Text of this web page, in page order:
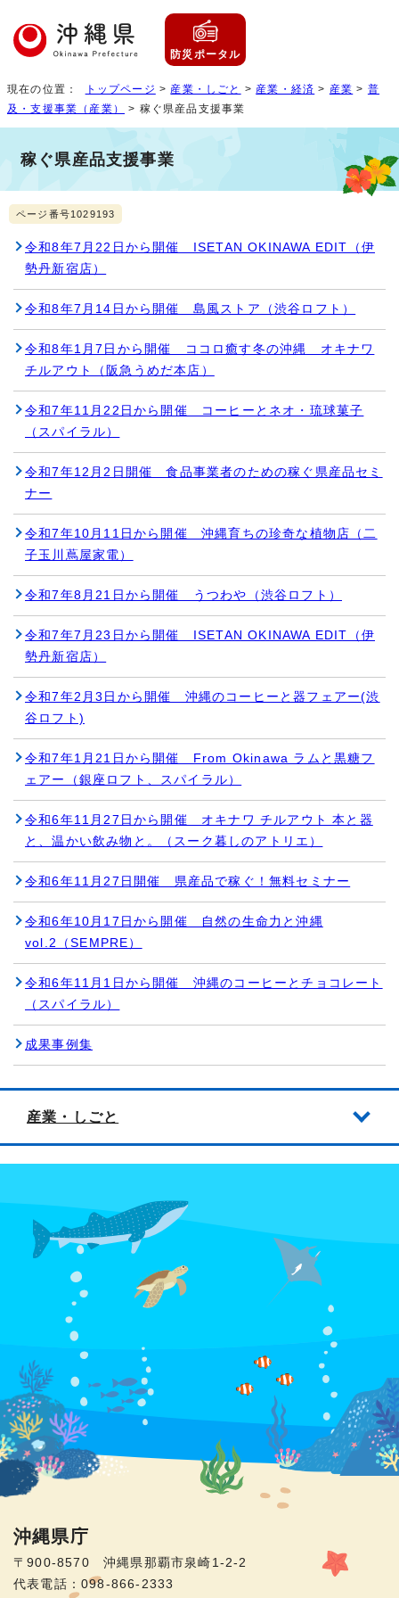
防災ポータル
現在の位置： トップページ > 産業・しごと > 産業・経済 > 産業 > 普
及・支援事業（産業）
> 稼ぐ県産品支援事業
稼ぐ県産品支援事業
ページ番号1029193
令和8年7月22日から開催 ISETAN OKINAWA EDIT（伊
勢丹新宿店）
令和8年7月14日から開催 島風ストア（渋谷ロフト）
令和8年1月7日から開催 ココロ癒す冬の沖縄 オキナワ
チルアウト（阪急うめだ本店）
令和7年11月22日から開催 コーヒーとネオ・琉球菓子
（スパイラル）
令和7年12月2日開催 食品事業者のための稼ぐ県産品セミ
ナー
令和7年10月11日から開催 沖縄育ちの珍奇な植物店（二
子玉川蔦屋家電）
令和7年8月21日から開催 うつわや（渋谷ロフト）
令和7年7月23日から開催 ISETAN OKINAWA EDIT（伊
勢丹新宿店）
令和7年2月3日から開催 沖縄のコーヒーと器フェアー(渋
谷ロフト)
令和7年1月21日から開催 From Okinawa ラムと黒糖フ
ェアー（銀座ロフト、スパイラル）
令和6年11月27日から開催 オキナワ チルアウト 本と器
と、温かい飲み物と。（スーク暮しのアトリエ）
令和6年11月27日開催 県産品で稼ぐ！無料セミナー
令和6年10月17日から開催 自然の生命力と沖縄
vol.2（SEMPRE）
令和6年11月1日から開催 沖縄のコーヒーとチョコレート
（スパイラル）
成果事例集
産業・しごと
沖縄県庁
〒900-8570 沖縄県那覇市泉崎1-2-2
代表電話：098-866-2333